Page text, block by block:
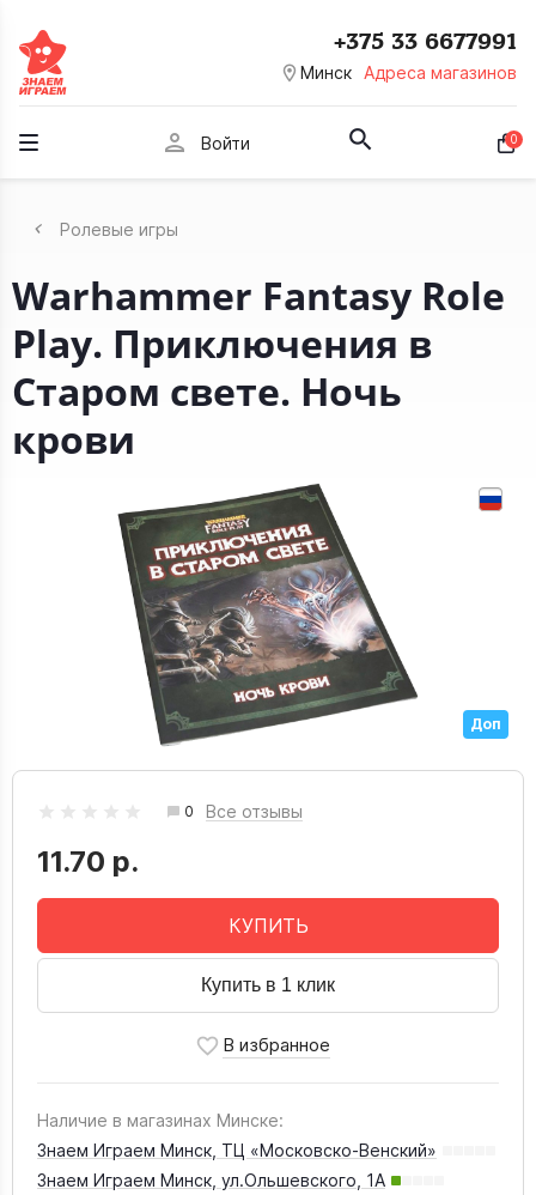
room Минск Адреса магазинов
+375 33 6677991
person Войти 0
Ролевые игры
Warhammer Fantasy Role
Play. Приключения в
Старом свете. Ночь
крови
Доп
0 Все отзывы
11.70 р.
КУПИТЬ
Купить в 1 клик
Наличие в магазинах Минске:
Знаем Играем Минск, ТЦ «Московско-Венский»
Знаем Играем Минск, ул.Ольшевского, 1А